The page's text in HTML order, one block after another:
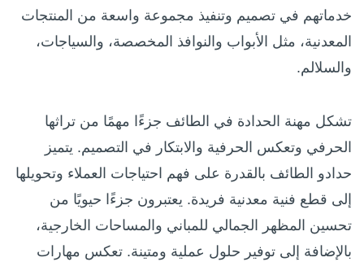
خدماتهم في تصميم وتنفيذ مجموعة واسعة من المنتجات
المعدنية، مثل الأبواب والنوافذ المخصصة، والسياجات،
والسلالم.
تشكل مهنة الحدادة في الطائف جزءًا مهمًا من تراثها
الحرفي وتعكس الحرفية والابتكار في التصميم. يتميز
حدادو الطائف بالقدرة على فهم احتياجات العملاء وتحويلها
إلى قطع فنية معدنية فريدة. يعتبرون جزءًا حيويًا من
تحسين المظهر الجمالي للمباني والمساحات الخارجية،
بالإضافة إلى توفير حلول عملية ومتينة. تعكس مهارات